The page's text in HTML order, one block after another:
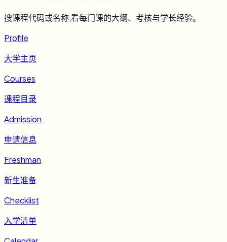
搜课程代码或名称,看每门课的大纲、考核与学长经验。
Profile
大学主页
Courses
课程目录
Admission
申请信息
Freshman
新生准备
Checklist
入学清单